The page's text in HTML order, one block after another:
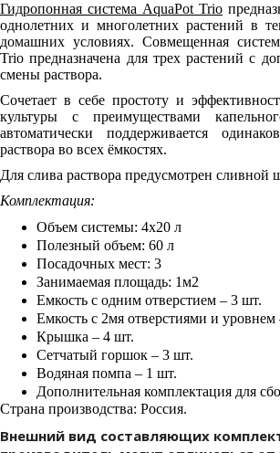
Гидропонная система AquaPot Trio
однолетних и многолетних растений в
домашних условиях. Совмещенная
Trio предназначена для трех растений с
смены раствора.
Сочетает в себе простоту и
культуры с преимуществами
автоматически поддерживается
раствора во всех ёмкостях.
Для слива раствора предусмотрен сливной
Комплектация:
Объем системы: 4х20 л
Полезный объем: 60 л
Посадочных мест: 3
Занимаемая площадь: 1м2
Емкость с одним отверстием – 3 шт.
Емкость с 2мя отверстиями и уровнем
Крышка – 4 шт.
Сетчатый горшок – 3 шт.
Водяная помпа – 1 шт.
Дополнительная комплектация для
Страна производства: Россия.
Внешний вид составляющих